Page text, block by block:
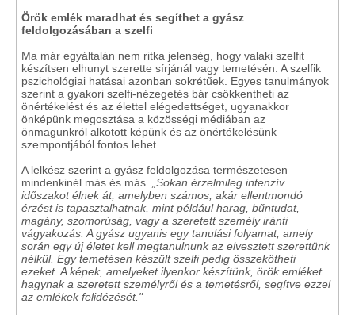
Örök emlék maradhat és segíthet a gyász
feldolgozásában a szelfi
Ma már egyáltalán nem ritka jelenség, hogy valaki szelfit
készítsen elhunyt szerette sírjánál vagy temetésén. A szelfik
pszichológiai hatásai azonban sokrétűek. Egyes tanulmányok
szerint a gyakori szelfi-nézegetés bár csökkentheti az
önértékelést és az élettel elégedettséget, ugyanakkor
önképünk megosztása a közösségi médiában az
önmagunkról alkotott képünk és az önértékelésünk
szempontjából fontos lehet.
A lelkész szerint a gyász feldolgozása természetesen
mindenkinél más és más.
„Sokan érzelmileg intenzív
időszakot élnek át, amelyben számos, akár ellentmondó
érzést is tapasztalhatnak, mint például harag, bűntudat,
magány, szomorúság, vagy a szeretett személy iránti
vágyakozás. A gyász ugyanis egy tanulási folyamat, amely
során egy új életet kell megtanulnunk az elvesztett szerettünk
nélkül. Egy temetésen készült szelfi pedig összekötheti
ezeket. A képek, amelyeket ilyenkor készítünk, örök emléket
hagynak a szeretett személyről és a temetésről, segítve ezzel
az emlékek felidézését."